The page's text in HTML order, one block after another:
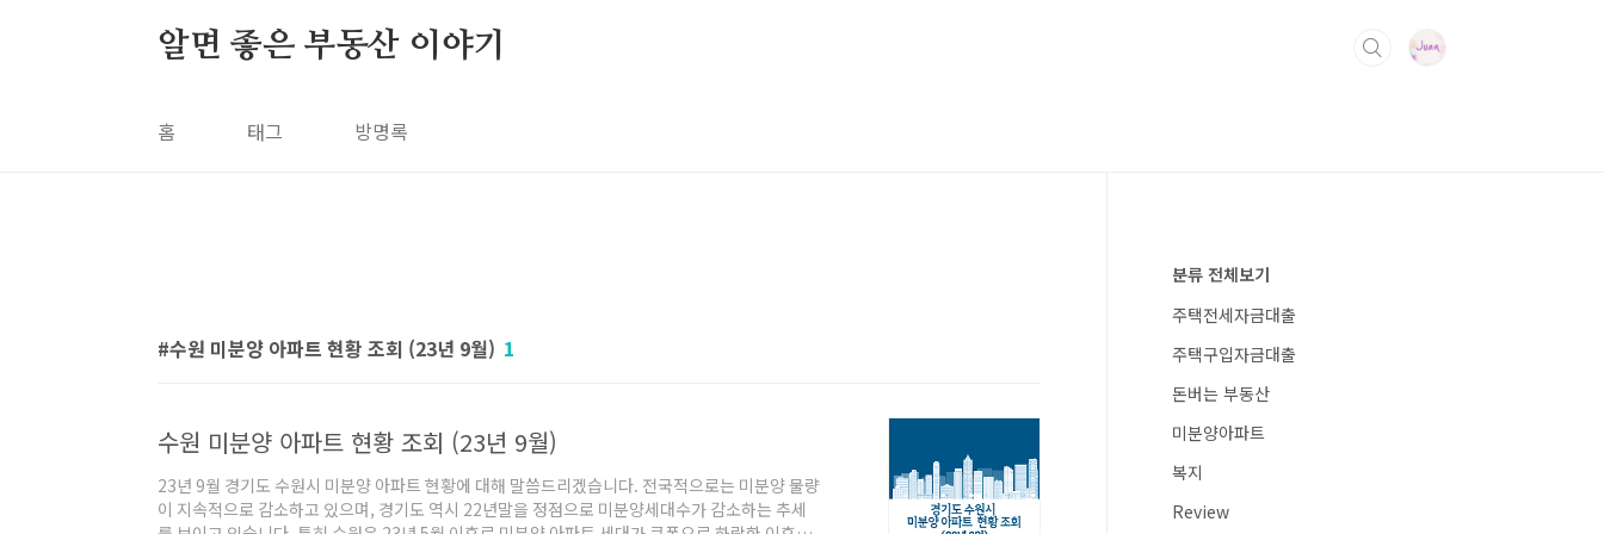
알면 좋은 부동산 이야기
홈 태그 방명록
수원 미분양 아파트 현황 조회 (23년 9월) 1
수원 미분양 아파트 현황 조회 (23년 9월)
23년 9월 경기도 수원시 미분양 아파트 현황에 대해 말씀드리겠습니다. 전국적으로는 미분양 물량
이 지속적으로 감소하고 있으며, 경기도 역시 22년말을 정점으로 미분양세대수가 감소하는 추세
분류 전체보기
주택전세자금대출
주택구입자금대출
돈버는 부동산
미분양아파트
복지
Review